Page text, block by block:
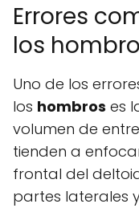
Errores
los
Uno de los
los hombros es
volumen de
tienden a
frontal del
partes laterales